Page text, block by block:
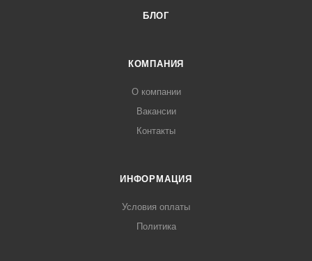
БЛОГ
КОМПАНИЯ
О компании
Вакансии
Контакты
ИНФОРМАЦИЯ
Условия оплаты
Политика